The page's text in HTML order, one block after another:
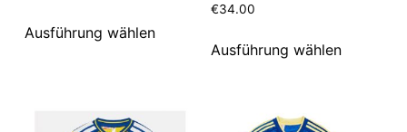
Ausführung wählen
€34.00
Ausführung wählen